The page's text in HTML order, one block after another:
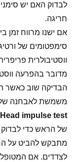
לבדוק האם יש
חריגה.
אם ישנו מרווח זמן
סימפטומים של
ווסטיבולרית
מדובר בהפרעה
הבדיקה שוב כאשר
משמשת לאבחנה של
Head impulse test
של הראש כדי לבדוק
מתבקש להביט על
לצדדים. אם